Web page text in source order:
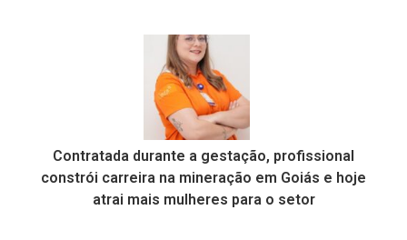
Contratada durante a gestação, profissional
constrói carreira na mineração em Goiás e hoje
atrai mais mulheres para o setor